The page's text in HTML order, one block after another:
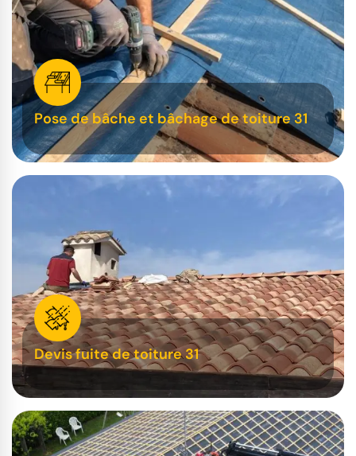
Pose de bâche et bâchage de toiture 31
Devis fuite de toiture 31